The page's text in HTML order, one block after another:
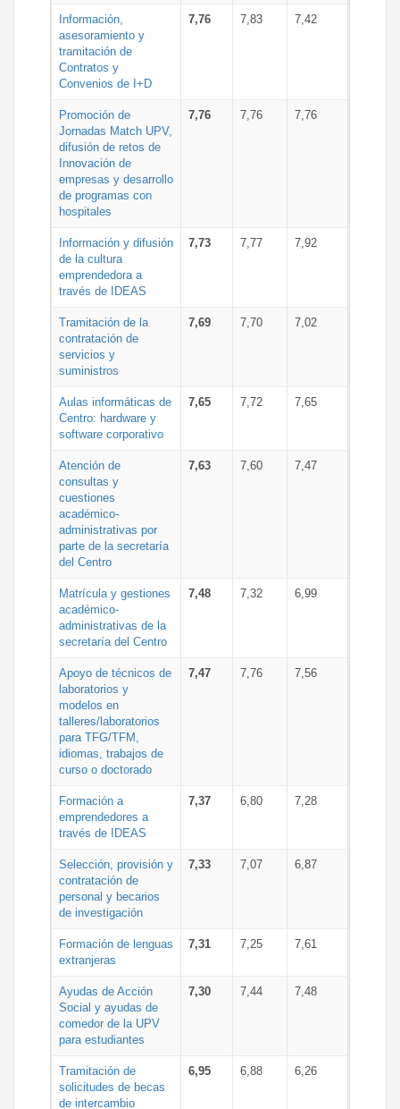
Información,
asesoramiento y
tramitación de
Contratos y
Convenios de I+D
7,76 7,83 7,42
Promoción de
Jornadas Match UPV,
difusión de retos de
Innovación de
empresas y desarrollo
de programas con
hospitales
7,76 7,76 7,76
Información y difusión
de la cultura
emprendedora a
través de IDEAS
7,73 7,77 7,92
Tramitación de la
contratación de
servicios y
suministros
7,69 7,70 7,02
Aulas informáticas de
Centro: hardware y
software corporativo
7,65 7,72 7,65
Atención de
consultas y
cuestiones
académico-
administrativas por
parte de la secretaría
del Centro
7,63 7,60 7,47
Matrícula y gestiones
académico-
administrativas de la
secretaría del Centro
7,48 7,32 6,99
Apoyo de técnicos de
laboratorios y
modelos en
talleres/laboratorios
para TFG/TFM,
idiomas, trabajos de
curso o doctorado
7,47 7,76 7,56
Formación a
emprendedores a
través de IDEAS
7,37 6,80 7,28
Selección, provisión y
contratación de
personal y becarios
de investigación
7,33 7,07 6,87
Formación de lenguas
extranjeras
7,31 7,25 7,61
Ayudas de Acción
Social y ayudas de
comedor de la UPV
para estudiantes
7,30 7,44 7,48
Tramitación de
solicitudes de becas
de intercambio
6,95 6,88 6,26